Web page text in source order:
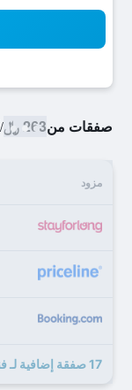
صفقات من263 ﷼ /
مزود
17 صفقة إضافية لـ فندق بارك لودج